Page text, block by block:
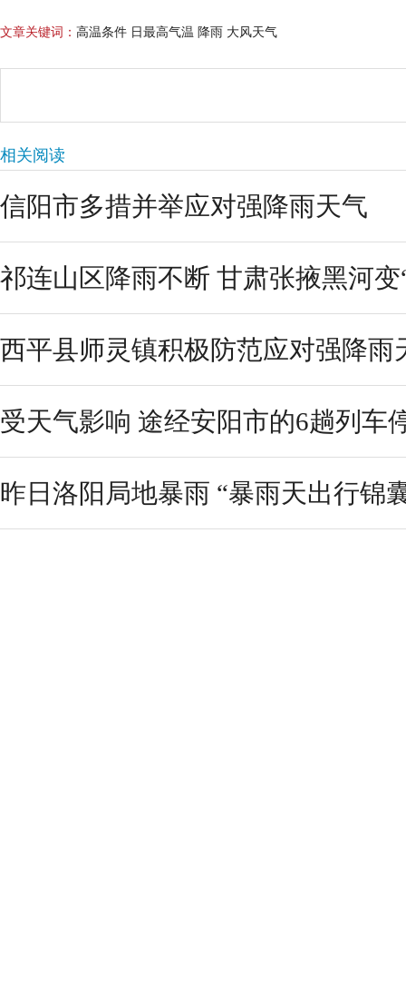
文章关键词： 高温条件 日最高气温 降雨 大风天气
相关阅读
信阳市多措并举应对强降雨天气
祁连山区降雨不断 甘肃张掖黑河变
西平县师灵镇积极防范应对强降雨
受天气影响 途经安阳市的6趟列车
昨日洛阳局地暴雨 “暴雨天出行锦